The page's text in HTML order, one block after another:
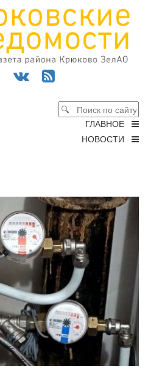
ГЛАВНОЕ
НОВОСТИ